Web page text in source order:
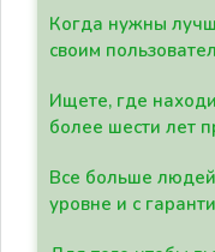
Когда нужны
своим
Ищете, где
более шести лет
Все больше людей
уровне и с